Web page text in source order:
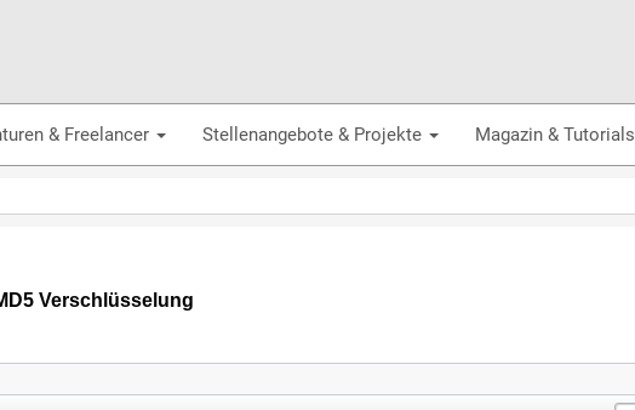
& Freelancer Stellenangebote & Projekte Magazin & Tutorials
Verschlüsselung